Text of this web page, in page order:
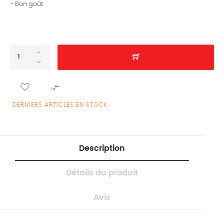
- Bon goût

DERNIERS ARTICLES EN STOCK
Description
Détails du produit
Avis